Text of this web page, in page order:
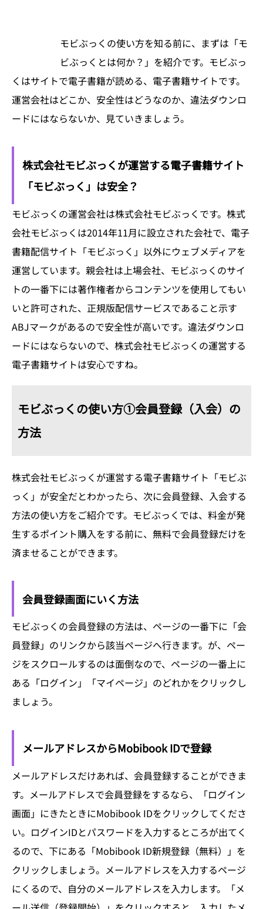
モビぶっくの使い方を知る前に、まずは「モ
ビぶっくとは何か？」を紹介です。モビぶっ
くはサイトで電子書籍が読める、電子書籍サイトです。
運営会社はどこか、安全性はどうなのか、違法ダウンロ
ードにはならないか、見ていきましょう。
株式会社モビぶっくが運営する電子書籍サイト
「モビぶっく」は安全？
モビぶっくの運営会社は株式会社モビぶっくです。株式
会社モビぶっくは2014年11月に設立された会社で、電子
書籍配信サイト「モビぶっく」以外にウェブメディアを
運営しています。親会社は上場会社、モビぶっくのサイ
トの一番下には著作権者からコンテンツを使用してもい
いと許可された、正規版配信サービスであること示す
ABJマークがあるので安全性が高いです。違法ダウンロ
ードにはならないので、株式会社モビぶっくの運営する
電子書籍サイトは安心ですね。
モビぶっくの使い方①会員登録（入会）の
方法
株式会社モビぶっくが運営する電子書籍サイト「モビぶ
っく」が安全だとわかったら、次に会員登録、入会する
方法の使い方をご紹介です。モビぶっくでは、料金が発
生するポイント購入をする前に、無料で会員登録だけを
済ませることができます。
会員登録画面にいく方法
モビぶっくの会員登録の方法は、ページの一番下に「会
員登録」のリンクから該当ページへ行きます。が、ペー
ジをスクロールするのは面倒なので、ページの一番上に
ある「ログイン」「マイページ」のどれかをクリックし
ましょう。
メールアドレスからMobibook IDで登録
メールアドレスだけあれば、会員登録することができま
す。メールアドレスで会員登録をするなら、「ログイン
画面」にきたときにMobibook IDをクリックしてくださ
い。ログインIDとパスワードを入力するところが出てく
るので、下にある「Mobibook ID新規登録（無料）」を
クリックしましょう。メールアドレスを入力するページ
にくるので、自分のメールアドレスを入力します。「メ